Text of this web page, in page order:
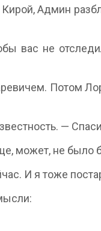
Админ
вас не
Потом
—
может, не было
И я тоже